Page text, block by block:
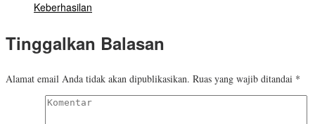
Keberhasilan
Tinggalkan Balasan
Alamat email Anda tidak akan dipublikasikan. Ruas yang wajib ditandai *